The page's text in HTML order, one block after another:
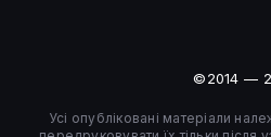
©2014 —
Усі опубліковані матеріали